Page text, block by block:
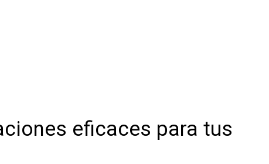
eficaces para tus